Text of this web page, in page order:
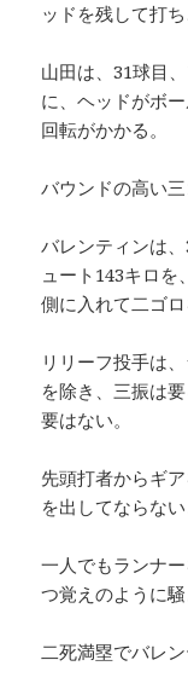
ッドを残して打ち
山田は、31球目
に、ヘッドがボ
回転がかかる。
バウンドの高い
バレンティンは
ュート143キロを
側に入れて二ゴロ
リリーフ投手は
を除き、三振は
要はない。
先頭打者からギ
を出してならな
一人でもランナ
つ覚えのように騒
二死満塁でバレン